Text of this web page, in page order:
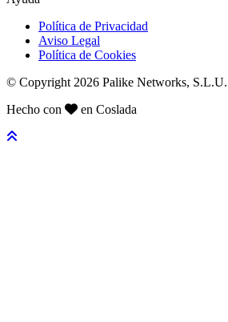
Política de Privacidad
Aviso Legal
Política de Cookies
© Copyright 2026 Palike Networks, S.L.U.
Hecho con
en Coslada